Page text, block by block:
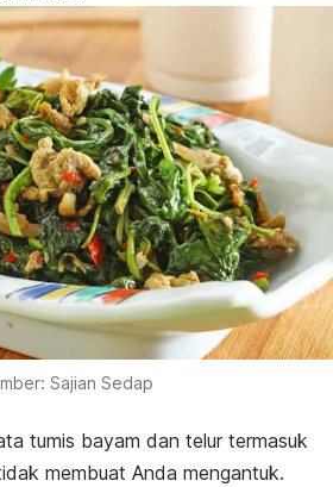
Sajian Sedap
tumis bayam dan telur termasuk
membuat Anda mengantuk.